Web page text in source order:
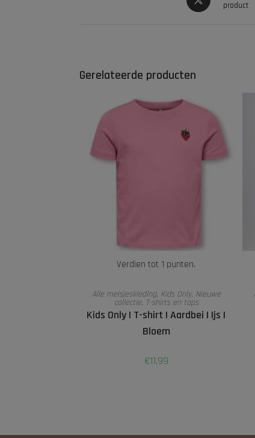
product
Gerelateerde producten
Verdien tot 1 punten.
OPTIES SELECTEREN
Alle meisjeskleding, Kids Only, Nieuwe
collectie, T-shirts en tops
Kids Only | T-shirt | Aardbei | Ijs |
Bloem
€11,99